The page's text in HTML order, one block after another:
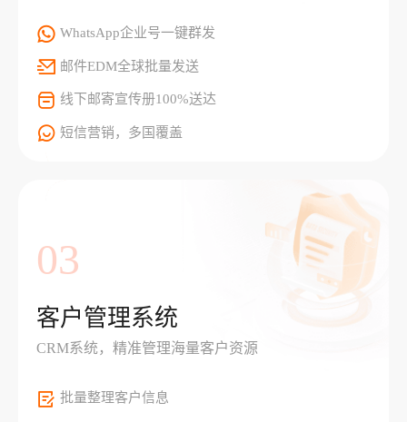
WhatsApp企业号一键群发
邮件EDM全球批量发送
线下邮寄宣传册100%送达
短信营销，多国覆盖
03
客户管理系统
CRM系统，精准管理海量客户资源
批量整理客户信息